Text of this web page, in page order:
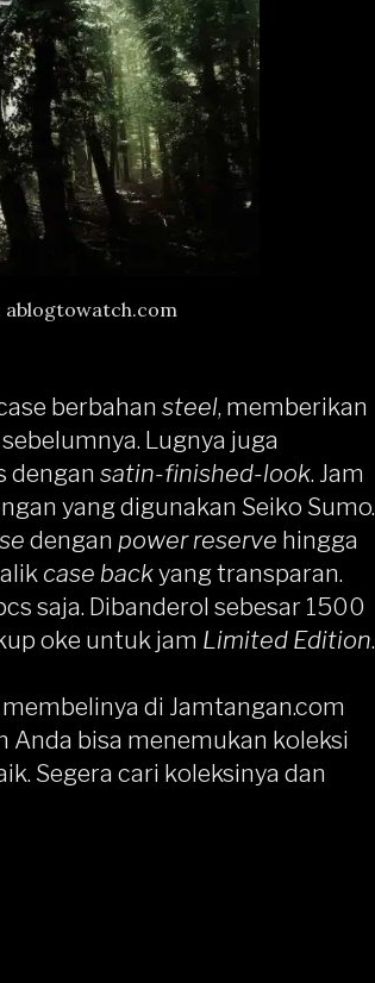
ablogtowatch.com
berbahan steel, memberikan
Lugnya juga
dengan satin-finished-look. Jam
yang digunakan Seiko Sumo.
dengan power reserve hingga
case backyang transparan.
saja. Dibanderol sebesar 1500
oke untuk jam Limited Edition.
di Jamtangan.com
Anda bisa menemukan koleksi
Segera cari koleksinya dan